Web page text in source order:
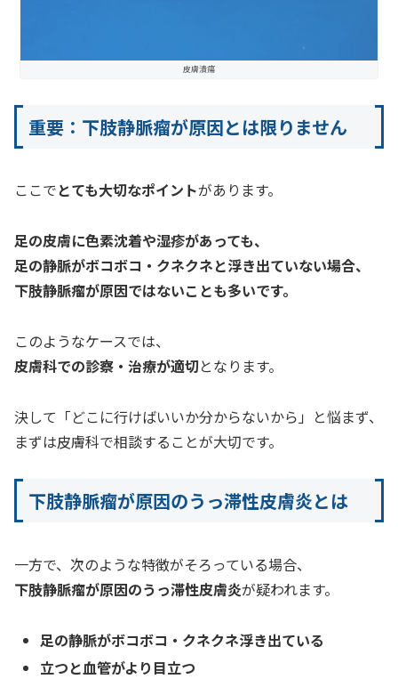
皮膚潰瘍
重要：下肢静脈瘤が原因とは限りません
ここでとても大切なポイントがあります。
足の皮膚に色素沈着や湿疹があっても、
足の静脈がボコボコ・クネクネと浮き出ていない場合、
下肢静脈瘤が原因ではないことも多いです。
このようなケースでは、
皮膚科での診察・治療が適切となります。
決して「どこに行けばいいか分からないから」と悩まず、
まずは皮膚科で相談することが大切です。
下肢静脈瘤が原因のうっ滞性皮膚炎とは
一方で、次のような特徴がそろっている場合、
下肢静脈瘤が原因のうっ滞性皮膚炎が疑われます。
足の静脈がボコボコ・クネクネ浮き出ている
立つと血管がより目立つ